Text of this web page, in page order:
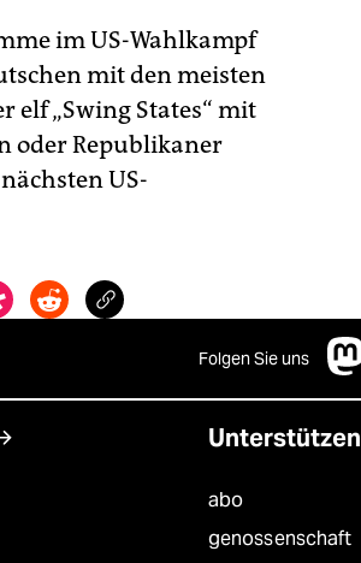
im US-Wahlkampf
mit den meisten
elf „Swing States“ mit
oder Republikaner
US-
Folgen Sie uns
Unterstützen
abo
genossenschaft